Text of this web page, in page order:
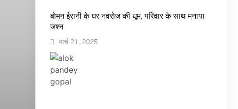
बोमन ईरानी के घर नवरोज की धूम, परिवार के साथ मनाया
जश्न
मार्च 21, 2025